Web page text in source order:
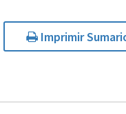
Imprimir